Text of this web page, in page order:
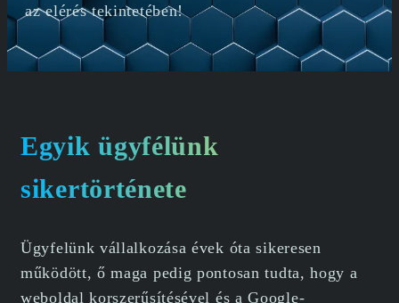
az elérés tekintetében!
Egyik ügyfélünk
sikertörténete
Ügyfelünk vállalkozása évek óta sikeresen
működött, ő maga pedig pontosan tudta, hogy a
weboldal korszerűsítésével és a Google-